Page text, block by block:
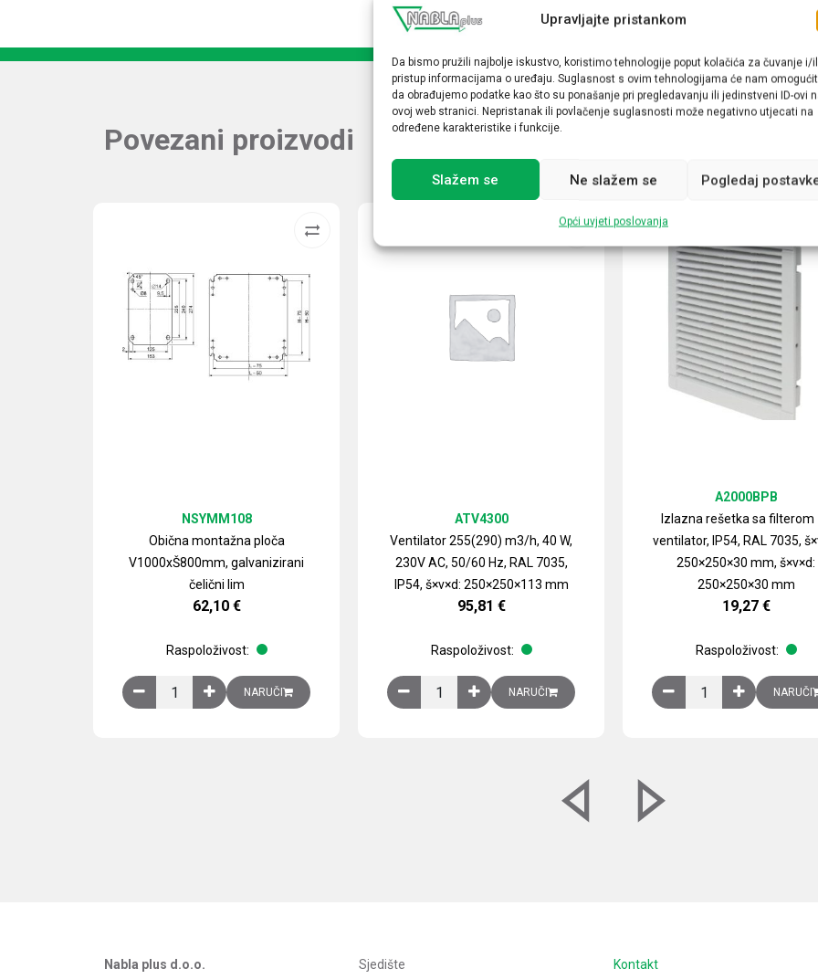
Upravljajte pristankom
Da bismo pružili najbolje iskustvo, koristimo tehnologije poput kolačića za čuvanje i/
pristup informacijama o uređaju. Suglasnost s ovim tehnologijama će nam
da obrađujemo podatke kao što su ponašanje pri pregledavanju ili jedinstveni ID-ovi
ovoj web stranici. Nepristanak ili povlačenje suglasnosti može negativno utjecati na
određene karakteristike i funkcije.
Slažem se Ne slažem se Pogledaj
Opći uvjeti poslovanja
Povezani proizvodi
Obična montažna ploča
V1000xŠ800mm, galvanizirani
čelični lim
NSYMM108
62,10 €
Raspoloživost:
Obična montažna ploča V1000xŠ800mm, galvanizirani čelični lim količina
NARUČI
Ventilator 255(290) m3/h, 40 W,
230V AC, 50/60 Hz, RAL 7035,
IP54, š×v×d: 250×250×113 mm
ATV4300
95,81 €
Raspoloživost:
Ventilator 255(290) m3/h, 40 W, 230V AC, 50/60 Hz, RAL 7035,
NARUČI
Izlazna rešetka sa filterom
ventilator, IP54, RAL 7035,
250×250×30 mm, š×v×d:
250×250×30 mm
A2000BPB
19,27 €
Raspoloživost:
Izlazna rešetka saNARUČI
Nabla plus d.o.o. Sjedište Kontakt